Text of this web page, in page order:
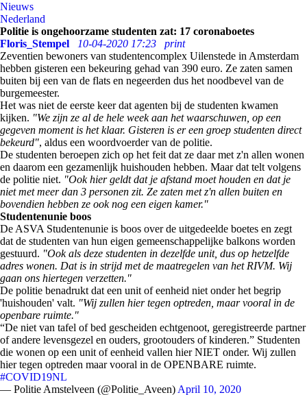
Nieuws
Nederland
Politie is ongehoorzame studenten zat: 17 coronaboetes
Floris_Stempel
10-04-2020 17:23
print
Zeventien bewoners van studentencomplex Uilenstede in Amsterdam
hebben gisteren een bekeuring gehad van 390 euro. Ze zaten samen
buiten bij een van de flats en negeerden dus het noodbevel van de
burgemeester.
Het was niet de eerste keer dat agenten bij de studenten kwamen
kijken. "We zijn ze al de hele week aan het waarschuwen, op een
gegeven moment is het klaar. Gisteren is er een groep studenten direct
bekeurd", aldus een woordvoerder van de politie.
De studenten beroepen zich op het feit dat ze daar met z'n allen wonen
en daarom een gezamenlijk huishouden hebben. Maar dat telt volgens
de politie niet. "Ook hier geldt dat je afstand moet houden en dat je
niet met meer dan 3 personen zit. Ze zaten met z'n allen buiten en
bovendien hebben ze ook nog een eigen kamer."
Studentenunie boos
De ASVA Studentenunie is boos over de uitgedeelde boetes en zegt
dat de studenten van hun eigen gemeenschappelijke balkons worden
gestuurd. "Ook als deze studenten in dezelfde unit, dus op hetzelfde
adres wonen. Dat is in strijd met de maatregelen van het RIVM. Wij
gaan ons hiertegen verzetten."
De politie benadrukt dat een unit of eenheid niet onder het begrip
'huishouden' valt. "Wij zullen hier tegen optreden, maar vooral in de
openbare ruimte."
“De niet van tafel of bed gescheiden echtgenoot, geregistreerde partner
of andere levensgezel en ouders, grootouders of kinderen.” Studenten
die wonen op een unit of eenheid vallen hier NIET onder. Wij zullen
hier tegen optreden maar vooral in de OPENBARE ruimte.
#COVID19NL
— Politie Amstelveen (@Politie_Aveen) April 10, 2020